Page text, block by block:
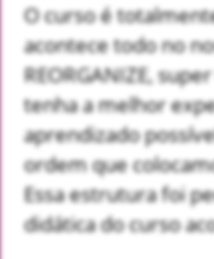
O curso é
acontece todo no
REORGANIZE,
tenha a melhor
aprendizado
ordem que
Essa estrutura foi
didática do curso